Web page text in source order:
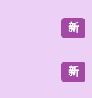
新
新